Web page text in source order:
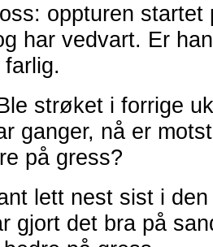
oppturen startet
har vedvart. Er
strøket i forrige
ganger, nå er
på gress?
lett nest sist i
gjort det bra på